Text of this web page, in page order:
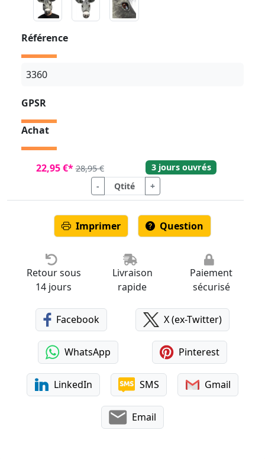
Référence
3360
GPSR
Achat
22,95 €* 28,95 €
3 jours ouvrés
-
+
Imprimer Question
Retour sous
14 jours
Livraison
rapide
Paiement
sécurisé
Facebook X (ex-Twitter)
WhatsApp Pinterest
LinkedIn SMS Gmail
Email